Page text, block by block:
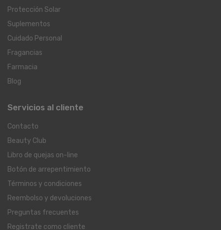
Protección Solar
Suplementos
Cuidado Personal
Fragancias
Farmacia
Blog
Servicios al cliente
Contacto
Beauty Club
Libro de quejas on-line
Botón de arrepentimiento
Términos y condiciones
Reembolso y devoluciones
Preguntas frecuentes
Registrate como cliente